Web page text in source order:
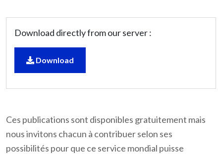
Download directly from our server :
Download
Ces publications sont disponibles gratuitement mais
nous invitons chacun à contribuer selon ses
possibilités pour que ce service mondial puisse